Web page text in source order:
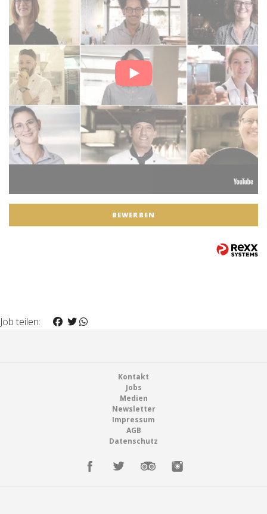
BEWERBEN
Job teilen:
Kontakt
Jobs
Medien
Newsletter
Impressum
AGB
Datenschutz